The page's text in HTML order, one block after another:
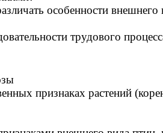
особенности
трудового
признаках растений